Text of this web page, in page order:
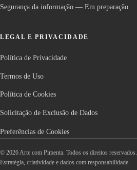
Segurança da informação — Em preparação
LEGAL E PRIVACIDADE
Política de Privacidade
Termos de Uso
Política de Cookies
Solicitação de Exclusão de Dados
Preferências de Cookies
© 2026Arte com Pimenta. Todos os direitos reservados.
Estratégia, criatividade e dados com responsabilidade.